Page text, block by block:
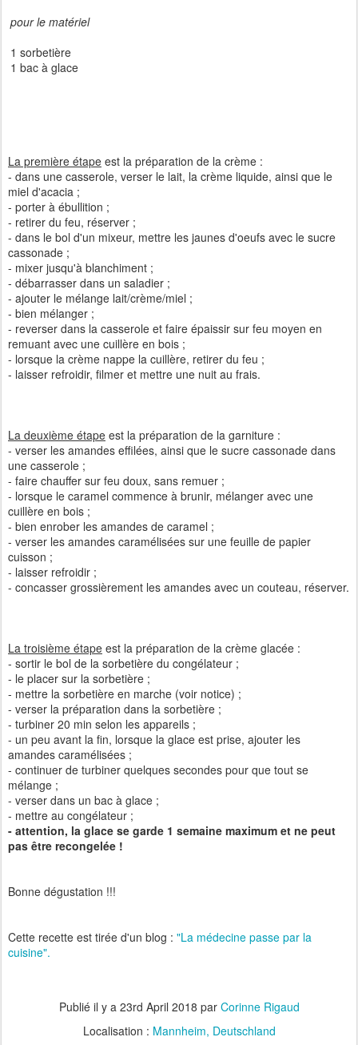
pour le matériel
1 sorbetière
1 bac à glace
La première étape est la préparation de la crème :
- dans une casserole, verser le lait, la crème liquide, ainsi que le
miel d'acacia ;
- porter à ébullition ;
- retirer du feu, réserver ;
- dans le bol d'un mixeur, mettre les jaunes d'oeufs avec le sucre
cassonade ;
- mixer jusqu'à blanchiment ;
- débarrasser dans un saladier ;
- ajouter le mélange lait/crème/miel ;
- bien mélanger ;
- reverser dans la casserole et faire épaissir sur feu moyen en
remuant avec une cuillère en bois ;
- lorsque la crème nappe la cuillère, retirer du feu ;
- laisser refroidir, filmer et mettre une nuit au frais.
La deuxième étape est la préparation de la garniture :
- verser les amandes effilées, ainsi que le sucre cassonade dans
une casserole ;
- faire chauffer sur feu doux, sans remuer ;
- lorsque le caramel commence à brunir, mélanger avec une
cuillère en bois ;
- bien enrober les amandes de caramel ;
- verser les amandes caramélisées sur une feuille de papier
cuisson ;
- laisser refroidir ;
- concasser grossièrement les amandes avec un couteau, réserver.
La troisième étape est la préparation de la crème glacée :
- sortir le bol de la sorbetière du congélateur ;
- le placer sur la sorbetière ;
- mettre la sorbetière en marche (voir notice) ;
- verser la préparation dans la sorbetière ;
- turbiner 20 min selon les appareils ;
- un peu avant la fin, lorsque la glace est prise, ajouter les
amandes caramélisées ;
- continuer de turbiner quelques secondes pour que tout se
mélange ;
- verser dans un bac à glace ;
- mettre au congélateur ;
- attention, la glace se garde 1 semaine maximum et ne peut
pas être recongelée !
Bonne dégustation !!!
Cette recette est tirée d'un blog : "La médecine passe par la
cuisine".
Publié il y a 23rd April 2018 par Corinne Rigaud
Localisation : Mannheim, Deutschland